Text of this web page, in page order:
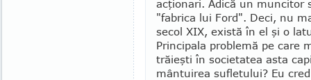
acţionari. Adică un muncitor
"fabrica lui Ford". Deci, nu
secol XIX, există în el şi o
Principala problemă pe care
trăieşti în societatea asta
mântui­rea sufletului? Eu